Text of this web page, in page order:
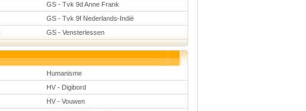
GS - Tvk 9d Anne Frank
GS - Tvk 9f Nederlands-Indië
GS - Vensterlessen
Humanisme
HV - Digibord
HV - Vouwen